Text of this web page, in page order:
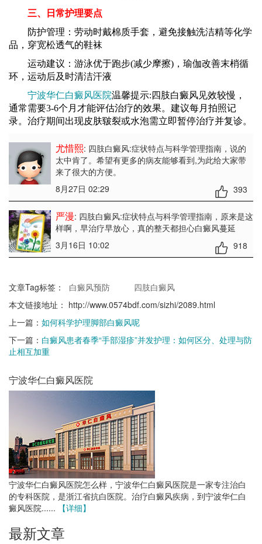
三、日常护理要点
防护管理：劳动时戴棉质手套，避免接触洗洁精等化学
品，穿宽松透气的鞋袜
运动建议：游泳优于跑步(减少摩擦)，瑜伽改善末梢循
环，运动后及时清洁汗液
宁波华仁白癜风医院温馨提示:四肢白癜风见效较慢，
通常需要3-6个月才能评估治疗的效果。建议每月拍照记
录。治疗期间出现皮肤皲裂或水泡需立即暂停治疗并复诊。
尤惜熙: 四肢白癜风:症状特点与科学管理指南，说的
太中肯了。希望有更多的病友能够看到,为此给大家带
来了很大的方便。
8月27日 02:29
393
严漫: 四肢白癜风:症状特点与科学管理指南，原来是这
样啊，早治疗早放心，真的整天都担心白癜风蔓延
3月16日 10:02
918
文章Tag标签： 白癜风预防
四肢白癜风
本文链接地址： http://www.0574bdf.com/sizhi/2089.html
上一篇： 如何科学护理脚部白癜风呢
下一篇： 白癜风患者春季“手部湿疹”并发护理：如何区分、处理与防
止相互加重
宁波华仁白癜风医院
宁波华仁白癜风医院怎么样，宁波华仁白癜风医院是一家专注治白
的专科医院，是浙江省抗白医院。治疗白癜风疾病，到宁波华仁白
癜风医院......
【详细】
最新文章